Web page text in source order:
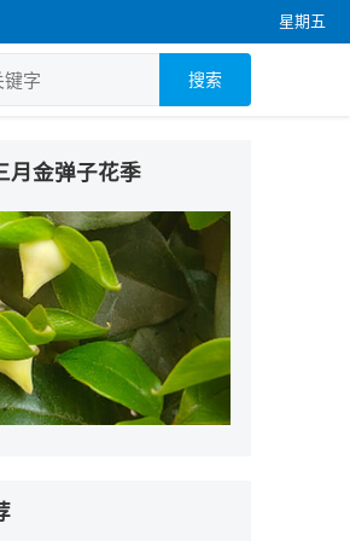
星期五
搜索
月金弹子花季